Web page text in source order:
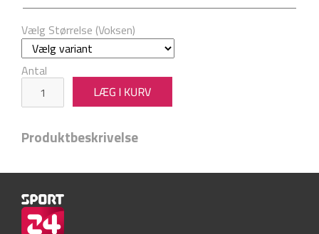
Vælg Størrelse (Voksen)
Antal
Produktbeskrivelse